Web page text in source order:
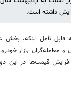
قابل تأمل اینکه،
و معامله‌گران
قیمت‌ها در این